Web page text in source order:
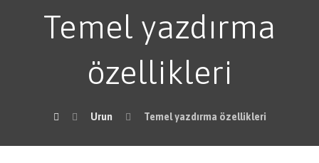
Temel yazdırma
özellikleri
Urun Temel yazdırma özellikleri